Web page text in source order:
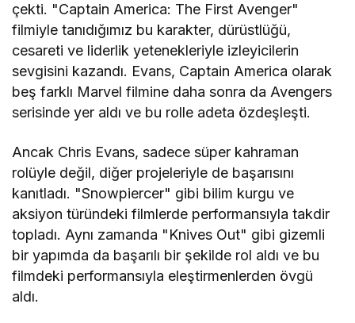
çekti. "Captain America: The First Avenger"
filmiyle tanıdığımız bu karakter, dürüstlüğü,
cesareti ve liderlik yetenekleriyle izleyicilerin
sevgisini kazandı. Evans, Captain America olarak
beş farklı Marvel filmine daha sonra da Avengers
serisinde yer aldı ve bu rolle adeta özdeşleşti.
Ancak Chris Evans, sadece süper kahraman
rolüyle değil, diğer projeleriyle de başarısını
kanıtladı. "Snowpiercer" gibi bilim kurgu ve
aksiyon türündeki filmlerde performansıyla takdir
topladı. Aynı zamanda "Knives Out" gibi gizemli
bir yapımda da başarılı bir şekilde rol aldı ve bu
filmdeki performansıyla eleştirmenlerden övgü
aldı.